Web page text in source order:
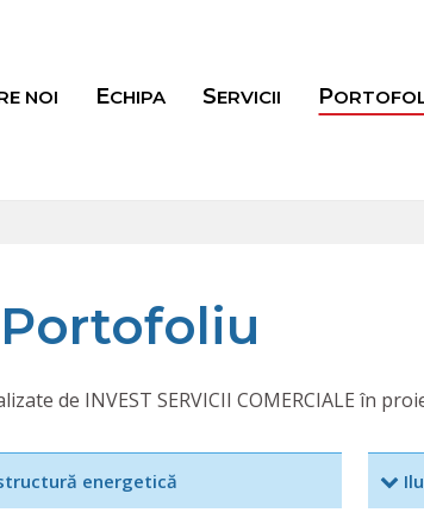
NOI ECHIPA SERVICII
Portofoliu
de INVEST SERVICII COMERCIALE în
energetică